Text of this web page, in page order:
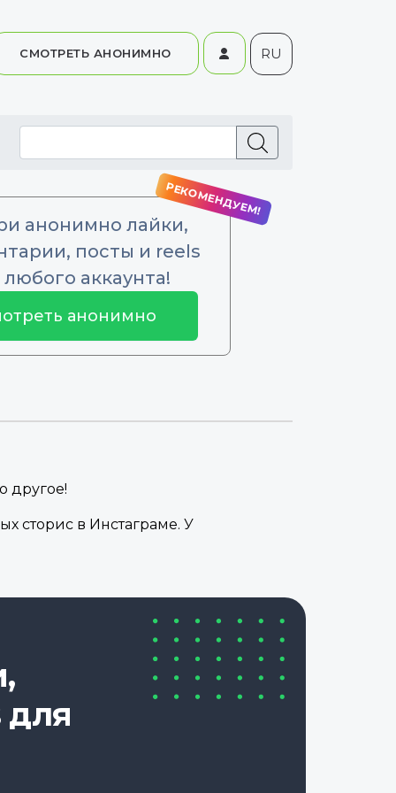
СМОТРЕТЬ АНОНИМНО RU
анонимно лайки,
посты и reels
аккаунта!
анонимно
другое!
сторис в Инстаграме. У
для